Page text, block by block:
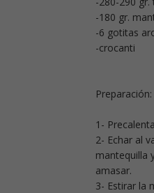
-180 gr.
-6 gotitas
-crocanti
Preparación:
1-
2- Echar al
mantequilla
amasar.
3- Estirar la